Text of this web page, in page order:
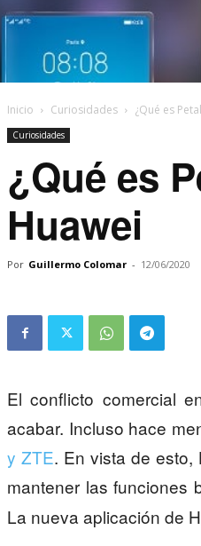
Inicio Curiosidades ¿Qué es
Curiosidades
¿Qué es
Huawei
Por Guillermo Colomar - 12/06/2020
El conflicto comercial
acabar. Incluso hace
y ZTE. En vista de
mantener las funciones
La nueva aplicación de